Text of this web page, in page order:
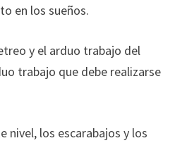
en los sueños.
y el arduo trabajo del
trabajo que debe realizarse
nivel, los escarabajos y los